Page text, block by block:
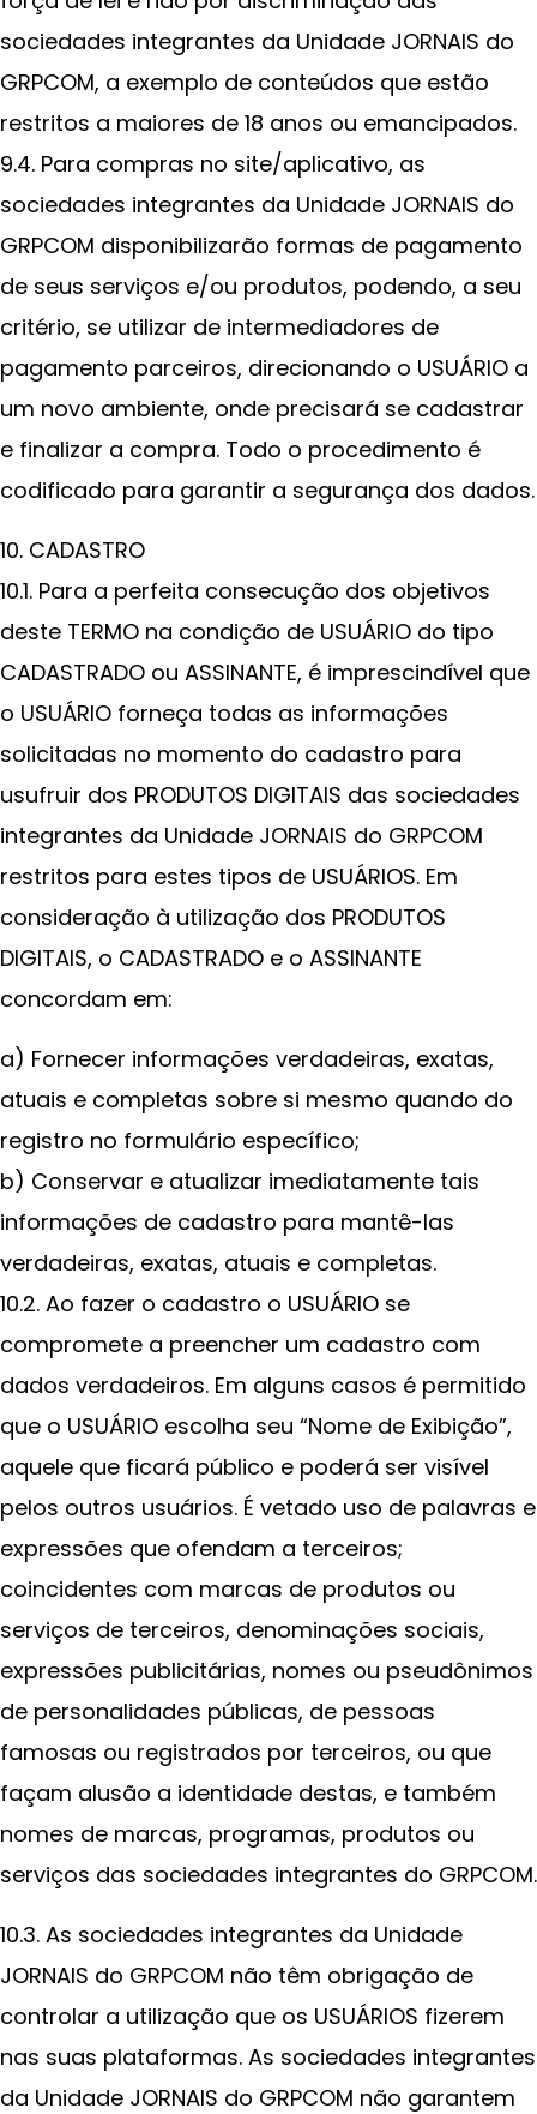
sociedades integrantes da Unidade JORNAIS do
GRPCOM, a exemplo de conteúdos que estão
restritos a maiores de 18 anos ou emancipados.
9.4. Para compras no site/aplicativo, as
sociedades integrantes da Unidade JORNAIS do
GRPCOM disponibilizarão formas de pagamento
de seus serviços e/ou produtos, podendo, a seu
critério, se utilizar de intermediadores de
pagamento parceiros, direcionando o USUÁRIO a
um novo ambiente, onde precisará se cadastrar
e finalizar a compra. Todo o procedimento é
codificado para garantir a segurança dos dados.
10. CADASTRO
10.1. Para a perfeita consecução dos objetivos
deste TERMO na condição de USUÁRIO do tipo
CADASTRADO ou ASSINANTE, é imprescindível que
o USUÁRIO forneça todas as informações
solicitadas no momento do cadastro para
usufruir dos PRODUTOS DIGITAIS das sociedades
integrantes da Unidade JORNAIS do GRPCOM
restritos para estes tipos de USUÁRIOS. Em
consideração à utilização dos PRODUTOS
DIGITAIS, o CADASTRADO e o ASSINANTE
concordam em:
a) Fornecer informações verdadeiras, exatas,
atuais e completas sobre si mesmo quando do
registro no formulário específico;
b) Conservar e atualizar imediatamente tais
informações de cadastro para mantê-las
verdadeiras, exatas, atuais e completas.
10.2. Ao fazer o cadastro o USUÁRIO se
compromete a preencher um cadastro com
dados verdadeiros. Em alguns casos é permitido
que o USUÁRIO escolha seu “Nome de Exibição”,
aquele que ficará público e poderá ser visível
pelos outros usuários. É vetado uso de palavras e
expressões que ofendam a terceiros;
coincidentes com marcas de produtos ou
serviços de terceiros, denominações sociais,
expressões publicitárias, nomes ou pseudônimos
de personalidades públicas, de pessoas
famosas ou registrados por terceiros, ou que
façam alusão a identidade destas, e também
nomes de marcas, programas, produtos ou
serviços das sociedades integrantes do GRPCOM.
10.3. As sociedades integrantes da Unidade
JORNAIS do GRPCOM não têm obrigação de
controlar a utilização que os USUÁRIOS fizerem
nas suas plataformas. As sociedades integrantes
da Unidade JORNAIS do GRPCOM não garantem